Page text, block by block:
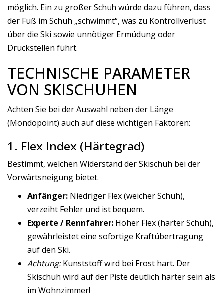
möglich. Ein zu großer Schuh würde dazu führen, dass
der Fuß im Schuh „schwimmt“, was zu Kontrollverlust
über die Ski sowie unnötiger Ermüdung oder
Druckstellen führt.
TECHNISCHE PARAMETER
VON SKISCHUHEN
Achten Sie bei der Auswahl neben der Länge
(Mondopoint) auch auf diese wichtigen Faktoren:
1. Flex Index (Härtegrad)
Bestimmt, welchen Widerstand der Skischuh bei der
Vorwärtsneigung bietet.
Anfänger: Niedriger Flex (weicher Schuh),
verzeiht Fehler und ist bequem.
Experte / Rennfahrer: Hoher Flex (harter Schuh),
gewährleistet eine sofortige Kraftübertragung
auf den Ski.
Achtung:Kunststoff wird bei Frost hart. Der
Skischuh wird auf der Piste deutlich härter sein als
im Wohnzimmer!